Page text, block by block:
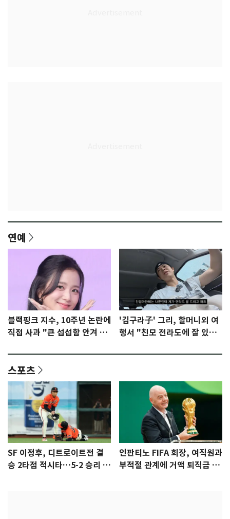
연예
블랙핑크 지수, 10주년 논란에
직접 사과 "큰 섭섭함 안겨 미
'김구라子' 그리, 할머니외 여
행서 "친모 전라도에 잘 있
스포츠
SF 이정후, 디트로이트전 결
승 2타점 적시타…5-2 승리 견
인판티노 FIFA 회장, 여직원과
부적절 관계에 거액 퇴직금 지